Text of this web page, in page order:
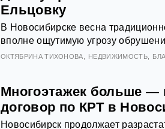
Ельцовку
В Новосибирске весна
вполне ощутимую угрозу
ОКТЯБРИНА ТИХОНОВА НЕДВИЖИМОСТЬ
Многоэтажек больше
договор по КРТ в
Новосибирск продолжает